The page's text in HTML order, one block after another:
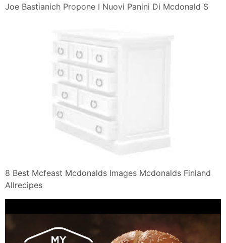
Joe Bastianich Propone I Nuovi Panini Di Mcdonald S
8 Best Mcfeast Mcdonalds Images Mcdonalds Finland
Allrecipes